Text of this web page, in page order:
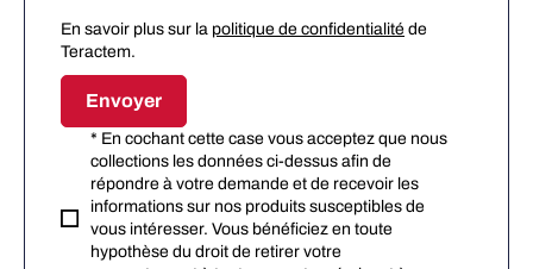
En savoir plus sur la politique de confidentialité de
Teractem.
Envoyer
* En cochant cette case vous acceptez que nous
collections les données ci-dessus afin de
répondre à votre demande et de recevoir les
informations sur nos produits susceptibles de
vous intéresser. Vous bénéficiez en toute
hypothèse du droit de retirer votre